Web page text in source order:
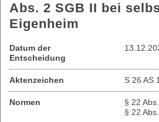
Abs. 2 SGB II bei
Eigenheim
Datum der
Entscheidung
Aktenzeichen S 26 AS
Normen
§ 22
§ 22